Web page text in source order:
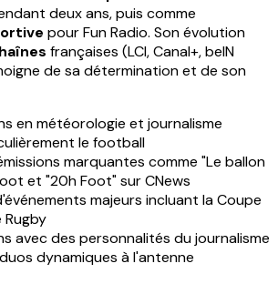
deux ans, puis comme
pour Fun Radio. Son évolution
françaises (LCI, Canal+, beIN
de sa détermination et de son
en météorologie et journalisme
le football
marquantes comme "Le ballon
et "20h Foot" sur CNews
majeurs incluant la Coupe
avec des personnalités du journalisme
dynamiques à l'antenne